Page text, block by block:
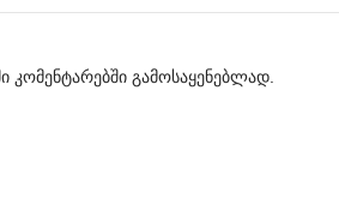
კომენტარებში გამოსაყენებლად.